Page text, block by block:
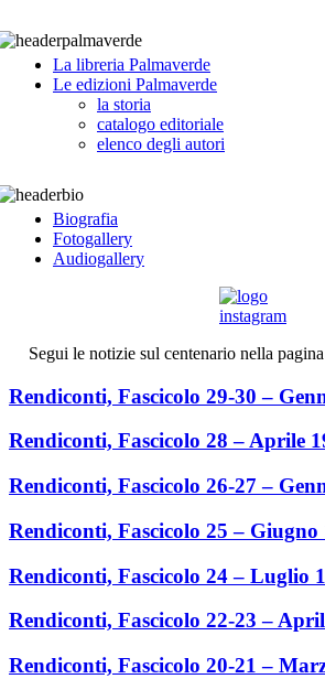
La libreria Palmaverde
Le edizioni Palmaverde
la storia
catalogo editoriale
elenco degli autori
Biografia
Fotogallery
Audiogallery
Segui le notizie sul centenario nella
Rendiconti, Fascicolo 29-30 –
Rendiconti, Fascicolo 28 – Aprile
Rendiconti, Fascicolo 26-27 –
Rendiconti, Fascicolo 25 – Giugno
Rendiconti, Fascicolo 24 – Luglio
Rendiconti, Fascicolo 22-23 –
Rendiconti, Fascicolo 20-21 –